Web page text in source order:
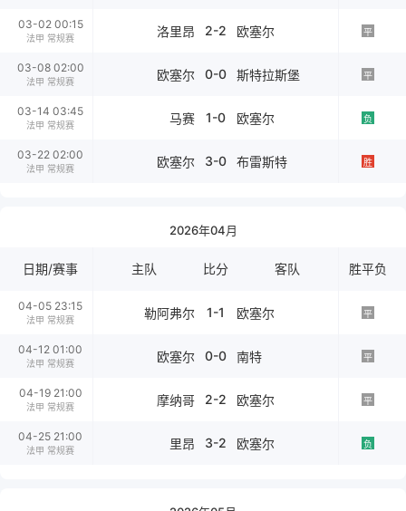
03-02 00:15
法甲 常规赛 洛里昂 2-2 欧塞尔 平
03-08 02:00
法甲 常规赛 欧塞尔 0-0 斯特拉斯堡 平
03-14 03:45
法甲 常规赛 马赛 1-0 欧塞尔 负
03-22 02:00
法甲 常规赛 欧塞尔 3-0 布雷斯特 胜
2026年04月
日期/赛事 主队 比分 客队 胜平负
04-05 23:15
法甲 常规赛 勒阿弗尔 1-1 欧塞尔 平
04-12 01:00
法甲 常规赛 欧塞尔 0-0 南特 平
04-19 21:00
法甲 常规赛 摩纳哥 2-2 欧塞尔 平
04-25 21:00
法甲 常规赛 里昂 3-2 欧塞尔 负